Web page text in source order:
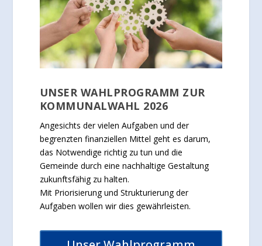
UNSER WAHLPROGRAMM ZUR
KOMMUNALWAHL 2026
Angesichts der vielen Aufgaben und der
begrenzten finanziellen Mittel geht es darum,
das Notwendige richtig zu tun und die
Gemeinde durch eine nachhaltige Gestaltung
zukunftsfähig zu halten.
Mit Priorisierung und Strukturierung der
Aufgaben wollen wir dies gewährleisten.